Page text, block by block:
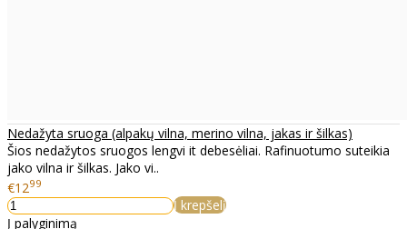
Nedažyta sruoga (alpakų vilna, merino vilna, jakas ir šilkas)
Šios nedažytos sruogos lengvi it debesėliai. Rafinuotumo suteikia
jako vilna ir šilkas. Jako vi..
€1299
Į krepšelį
Į palyginimą